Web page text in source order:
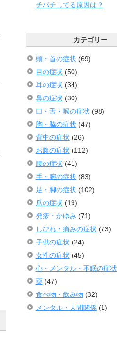
チパチしてる原因は？
カテゴリー
頭・首の症状 (69)
目の症状 (50)
耳の症状 (34)
鼻の症状 (30)
口・舌・喉の症状 (98)
胸・脇の症状 (47)
背中の症状 (26)
お腹の症状 (112)
腰の症状 (41)
手・腕の症状 (83)
足・脚の症状 (102)
爪の症状 (19)
発疹・かゆみ (71)
しびれ・痛みの症状 (73)
子供の症状 (24)
女性の症状 (45)
心・メンタル・不眠の症状
薬(47)
食べ物・飲み物 (32)
メンタル・人間関係(1)